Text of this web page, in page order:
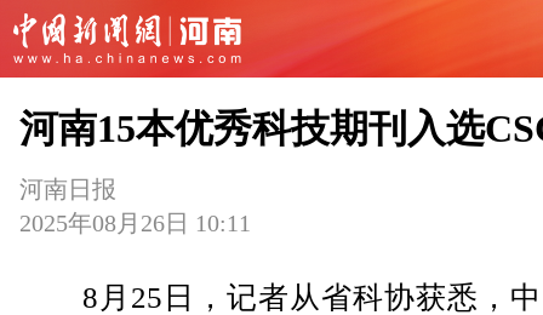
河南15本优秀科技期刊入选
河南日报
2025年08月26日 10:11
8月25日，记者从省科协获悉，中